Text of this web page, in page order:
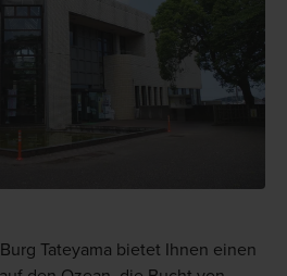
Tateyama bietet Ihnen einen